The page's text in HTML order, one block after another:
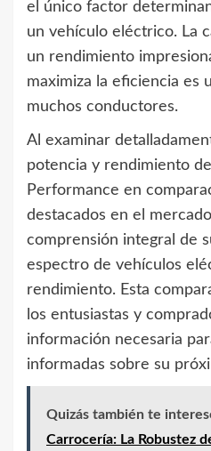
el único factor
un vehículo eléctrico. La
un rendimiento
maximiza la eficiencia es
muchos conductores.
Al examinar
potencia y rendimiento
Performance en
destacados en el
comprensión integral de
espectro de vehículos
rendimiento. Esta
los entusiastas y
información necesaria
informadas sobre su
Quizás también te
Carrocería: La Robustez